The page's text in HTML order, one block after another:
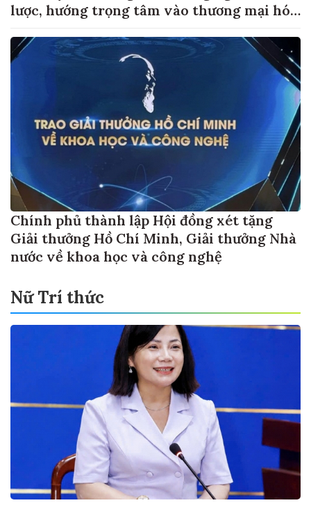
lược, hướng trọng tâm vào thương mại hóa
Chính phủ thành lập Hội đồng xét tặng
Giải thưởng Hồ Chí Minh, Giải thưởng Nhà
nước về khoa học và công nghệ
Nữ Trí thức